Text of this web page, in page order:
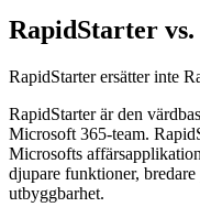
RapidStarter
RapidStarter ersätter inte
RapidStarter är den
Microsoft 365-team.
Microsofts
djupare funktioner,
utbyggbarhet.